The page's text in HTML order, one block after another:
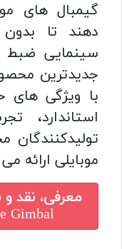
گیمبال های
دهند تا
سینمایی ضبط
با ویژگی
استاندارد،
تولیدکنندگان
موبایلی ارائه
معرفی، نقد
Gimbal